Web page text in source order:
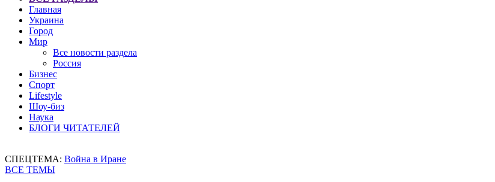
Главная
Украина
Город
Мир
Все новости раздела
Россия
Бизнес
Спорт
Lifestyle
Шоу-биз
Наука
БЛОГИ ЧИТАТЕЛЕЙ
СПЕЦТЕМА: Война в Иране
ВСЕ ТЕМЫ